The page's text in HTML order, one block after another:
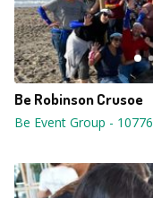
Be Robinson Crusoe
Be Event Group - 10776